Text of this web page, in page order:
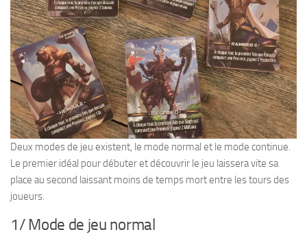
Deux modes de jeu existent, le mode normal et le mode continue.
Le premier idéal pour débuter et découvrir le jeu laissera vite sa
place au second laissant moins de temps mort entre les tours des
joueurs.
1/ Mode de jeu normal